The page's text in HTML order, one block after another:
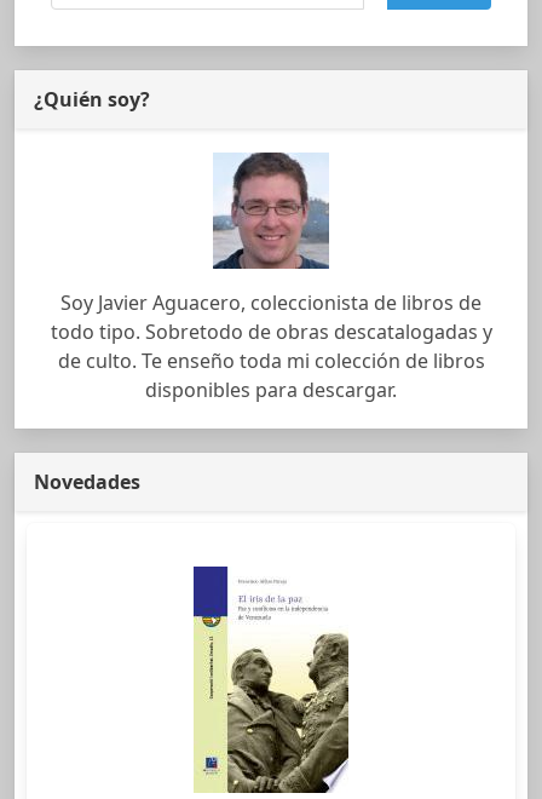
¿Quién soy?
Soy Javier Aguacero, coleccionista de libros de
todo tipo. Sobretodo de obras descatalogadas y
de culto. Te enseño toda mi colección de libros
disponibles para descargar.
Novedades